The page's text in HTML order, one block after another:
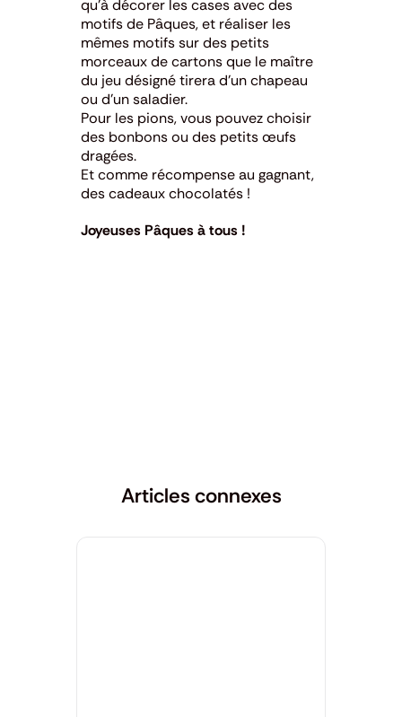
qu’à décorer les cases avec des
motifs de Pâques, et réaliser les
mêmes motifs sur des petits
morceaux de cartons que le maître
du jeu désigné tirera d’un chapeau
ou d’un saladier.
Pour les pions, vous pouvez choisir
des bonbons ou des petits œufs
dragées.
Et comme récompense au gagnant,
des cadeaux chocolatés !
Joyeuses Pâques à tous !
Articles connexes